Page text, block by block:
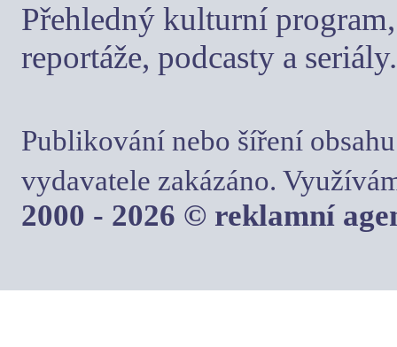
Přehledný kulturní
reportáže, podcasty a seriály.
Publikování nebo šíření
vydavatele zakázáno.
2000 - 2026 © reklamní